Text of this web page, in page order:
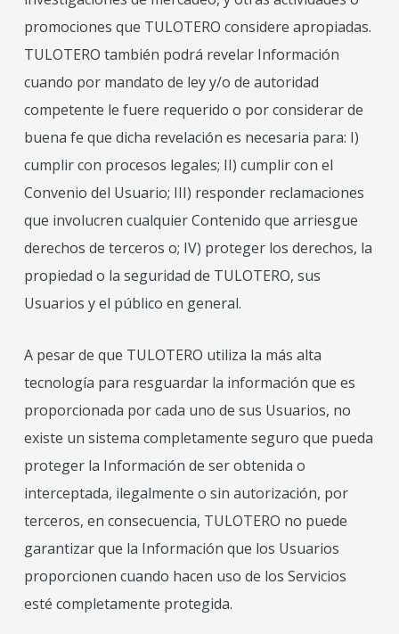
promociones que TULOTERO considere apropiadas.
TULOTERO también podrá revelar Información
cuando por mandato de ley y/o de autoridad
competente le fuere requerido o por considerar de
buena fe que dicha revelación es necesaria para: I)
cumplir con procesos legales; II) cumplir con el
Convenio del Usuario; III) responder reclamaciones
que involucren cualquier Contenido que arriesgue
derechos de terceros o; IV) proteger los derechos, la
propiedad o la seguridad de TULOTERO, sus
Usuarios y el público en general.
A pesar de que TULOTERO utiliza la más alta
tecnología para resguardar la información que es
proporcionada por cada uno de sus Usuarios, no
existe un sistema completamente seguro que pueda
proteger la Información de ser obtenida o
interceptada, ilegalmente o sin autorización, por
terceros, en consecuencia, TULOTERO no puede
garantizar que la Información que los Usuarios
proporcionen cuando hacen uso de los Servicios
esté completamente protegida.